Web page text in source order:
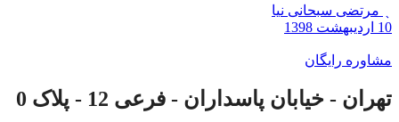
مرتضی سبحانی نیا
10 اردیبهشت 1398
مشاوره رایگان
تهران - خیابان پاسداران - فرعی 12 - پلاک 0